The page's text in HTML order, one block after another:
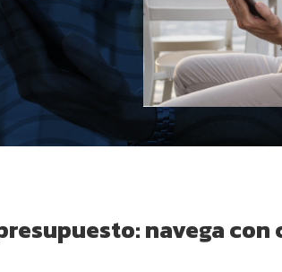
navega